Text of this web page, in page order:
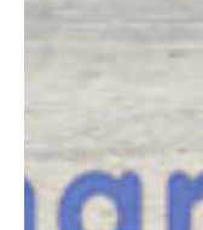
¿Te interesa
esta
Rellena este
sobre esta